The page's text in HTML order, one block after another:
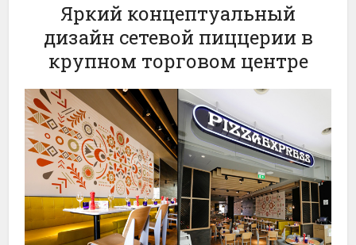
Яркий концептуальный
дизайн сетевой пиццерии в
крупном торговом центре